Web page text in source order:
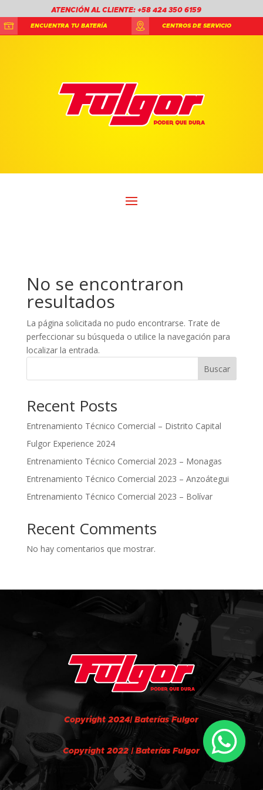
ATENCIÓN AL CLIENTE: +58 424 350 6159
ENCUENTRA TU BATERÍA CENTROS DE SERVICIO
No se encontraron
resultados
La página solicitada no pudo encontrarse. Trate de
perfeccionar su búsqueda o utilice la navegación para
localizar la entrada.
Buscar
Recent Posts
Entrenamiento Técnico Comercial – Distrito Capital
Fulgor Experience 2024
Entrenamiento Técnico Comercial 2023 – Monagas
Entrenamiento Técnico Comercial 2023 – Anzoátegui
Entrenamiento Técnico Comercial 2023 – Bolívar
Recent Comments
No hay comentarios que mostrar.
Copyright 2024| Baterías Fulgor
Copyright 2022 | Baterías Fulgor